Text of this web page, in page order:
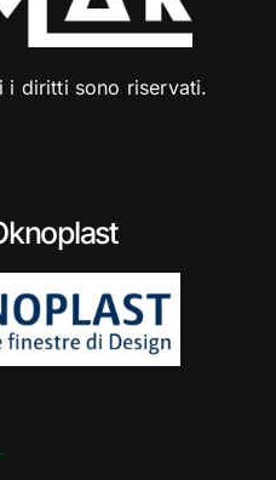
i diritti sono riservati.